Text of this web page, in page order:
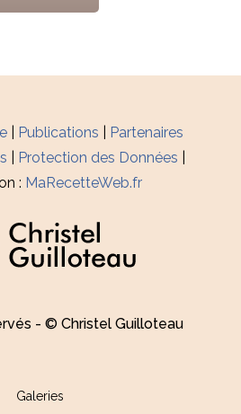
| Publications
Partenaires
Protection des Données
: MaRecetteWeb.fr
- © Christel Guilloteau
Galeries